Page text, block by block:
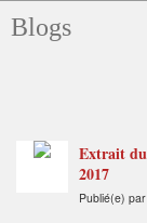
Blogs
Extrait
2017
Publié(e) par